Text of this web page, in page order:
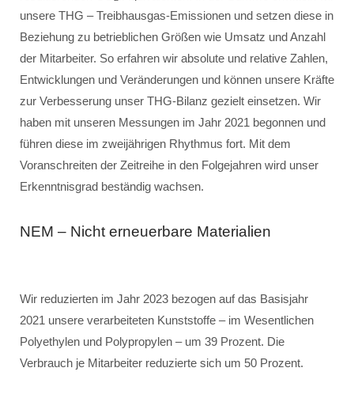
unsere THG – Treibhausgas-Emissionen und setzen diese in
Beziehung zu betrieblichen Größen wie Umsatz und Anzahl
der Mitarbeiter. So erfahren wir absolute und relative Zahlen,
Entwicklungen und Veränderungen und können unsere Kräfte
zur Verbesserung unser THG-Bilanz gezielt einsetzen. Wir
haben mit unseren Messungen im Jahr 2021 begonnen und
führen diese im zweijährigen Rhythmus fort. Mit dem
Voranschreiten der Zeitreihe in den Folgejahren wird unser
Erkenntnisgrad beständig wachsen.
NEM – Nicht erneuerbare Materialien
Wir reduzierten im Jahr 2023 bezogen auf das Basisjahr
2021 unsere verarbeiteten Kunststoffe – im Wesentlichen
Polyethylen und Polypropylen – um 39 Prozent. Die
Verbrauch je Mitarbeiter reduzierte sich um 50 Prozent.